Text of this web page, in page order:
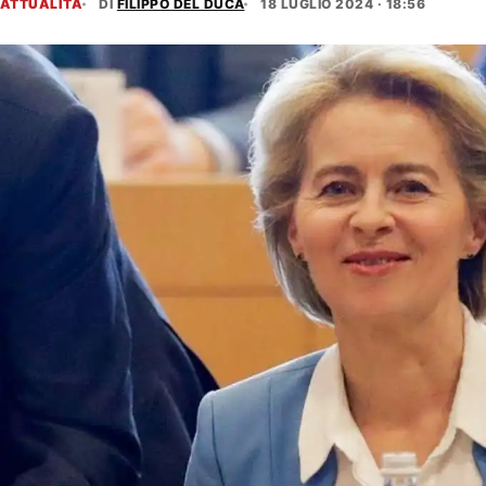
ATTUALITÀ DI FILIPPO DEL DUCA 18 LUGLIO 2024 · 18:56